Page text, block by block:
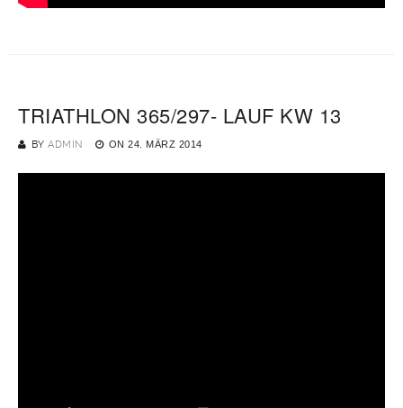
TRIATHLON 365/297- LAUF KW 13
BY ADMIN ON 24. MÄRZ 2014